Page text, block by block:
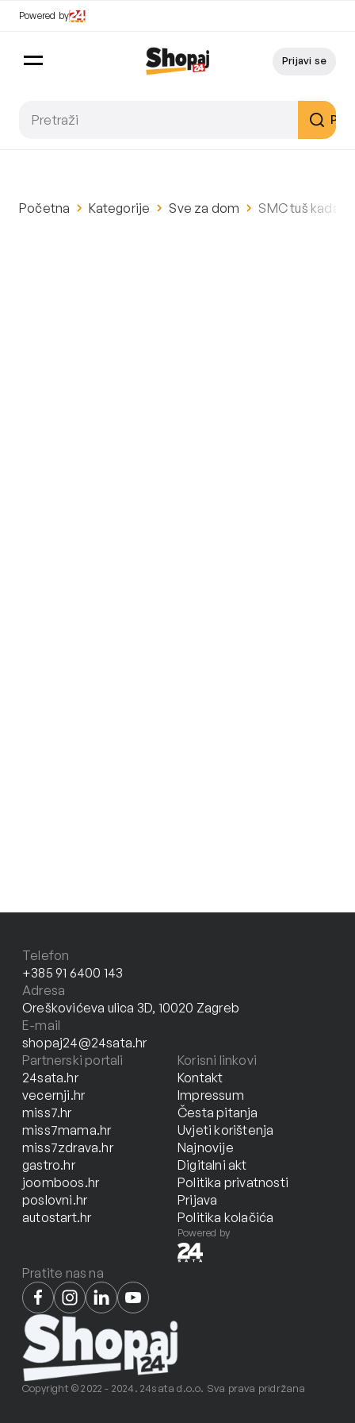
Powered by
Prijavi se
Početna Kategorije Sve za dom SMC tuš kada
Telefon
+385 91 6400 143
Adresa
Oreškovićeva ulica 3D, 10020 Zagreb
E-mail
shopaj24@24sata.hr
Copyright © 2022 - 2024. 24sata d.o.o. Sva prava pridržana
Partnerski portali
24sata.hr
vecernji.hr
miss7.hr
miss7mama.hr
miss7zdrava.hr
gastro.hr
joomboos.hr
poslovni.hr
autostart.hr
Korisni linkovi
Kontakt
Impressum
Česta pitanja
Uvjeti korištenja
Najnovije
Digitalni akt
Politika privatnosti
Prijava
Politika kolačića
Powered by
Pratite nas na